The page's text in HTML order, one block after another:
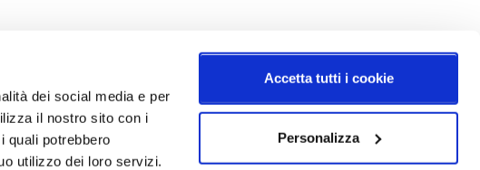
dei social media e per
il nostro sito con i
quali potrebbero
utilizzo dei loro servizi.
Accetta tutti i cookie
Personalizza